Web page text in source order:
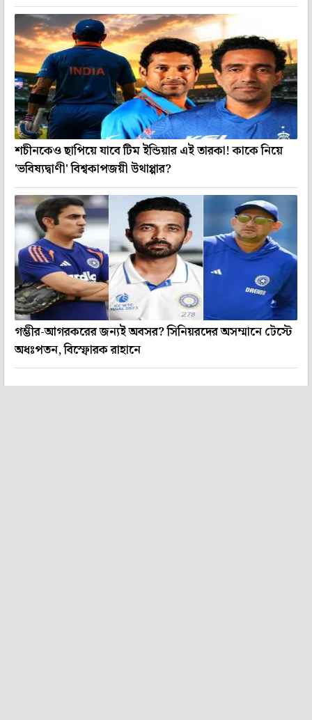
শচীনকেও ছাপিয়ে যাবে টিম ইন্ডিয়ার এই তারকা! কাকে নিয়ে
'ভবিষ্যদ্বাণী' বিশ্বকাপজয়ী উথাপ্পার?
গম্ভীর-আগরকরের জন্যই অবসর? সিনিয়রদের অসম্মানে টেস্টে
অধঃপতন, বিস্ফোরক রাহানে